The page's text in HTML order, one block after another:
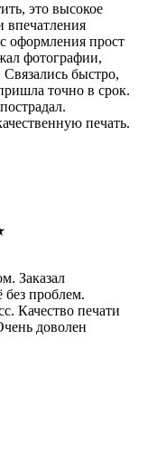
это высокое
впечатления
оформления прост
фотографии,
быстро,
точно в срок.
печать.
Заказал
проблем.
Качество печати
доволен